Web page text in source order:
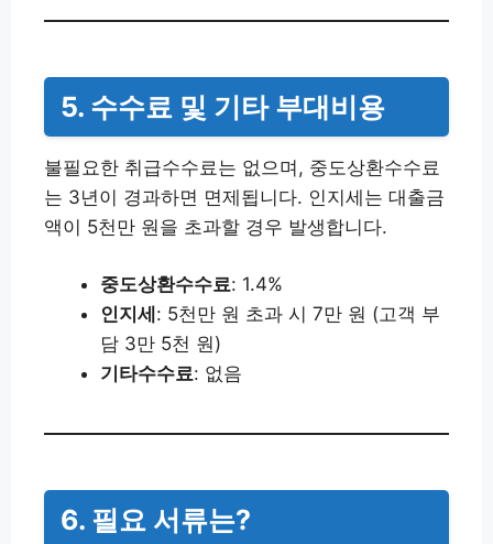
5. 수수료 및 기타 부대비용
불필요한 취급수수료는 없으며, 중도상환수수료
는 3년이 경과하면 면제됩니다. 인지세는 대출금
액이 5천만 원을 초과할 경우 발생합니다.
중도상환수수료: 1.4%
인지세 : 5천만 원 초과 시 7만 원 (고객 부
담 3만 5천 원)
기타수수료: 없음
6. 필요 서류는?